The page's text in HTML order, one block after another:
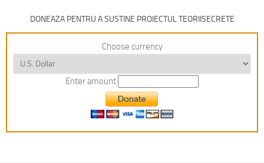
DONEAZA PENTRU A SUSTINE PROIECTUL TEORIISECRETE
Choose currency
Enter amount